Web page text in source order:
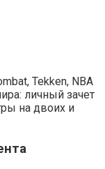
Tekken, NBA
личный зачет
на двоих и